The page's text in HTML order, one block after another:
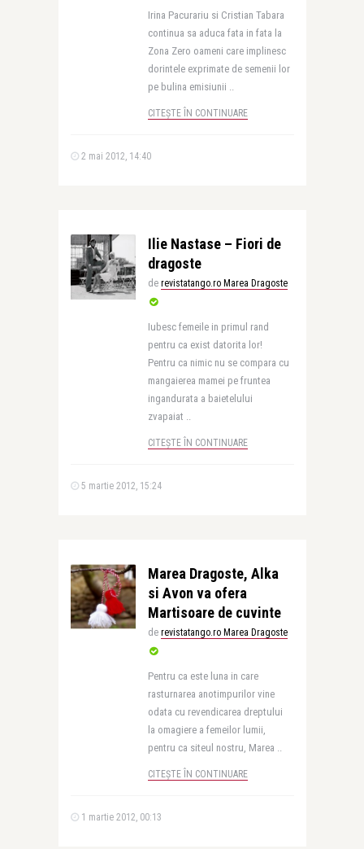
Irina Pacurariu si Cristian Tabara
continua sa aduca fata in fata la
Zona Zero oameni care implinesc
dorintele exprimate de semenii lor
pe bulina emisiunii ..
CITEȘTE ÎN CONTINUARE
2 mai 2012, 14:40
Ilie Nastase – Fiori de
dragoste
de revistatango.ro Marea Dragoste
Iubesc femeile in primul rand
pentru ca exist datorita lor!
Pentru ca nimic nu se compara cu
mangaierea mamei pe fruntea
ingandurata a baietelului
zvapaiat ..
CITEȘTE ÎN CONTINUARE
5 martie 2012, 15:24
Marea Dragoste, Alka
si Avon va ofera
Martisoare de cuvinte
de revistatango.ro Marea Dragoste
Pentru ca este luna in care
rasturnarea anotimpurilor vine
odata cu revendicarea dreptului
la omagiere a femeilor lumii,
pentru ca siteul nostru, Marea ..
CITEȘTE ÎN CONTINUARE
1 martie 2012, 00:13